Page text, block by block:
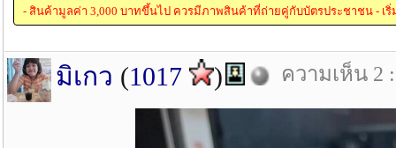
- สินค้ามูลค่า 3,000 บาทขึ้นไป ควรมีภาพสินค้าที่ถ่ายคู่กับบัตรประชาชน - เริ่
มิเกว (1017 ) ความเห็น 2